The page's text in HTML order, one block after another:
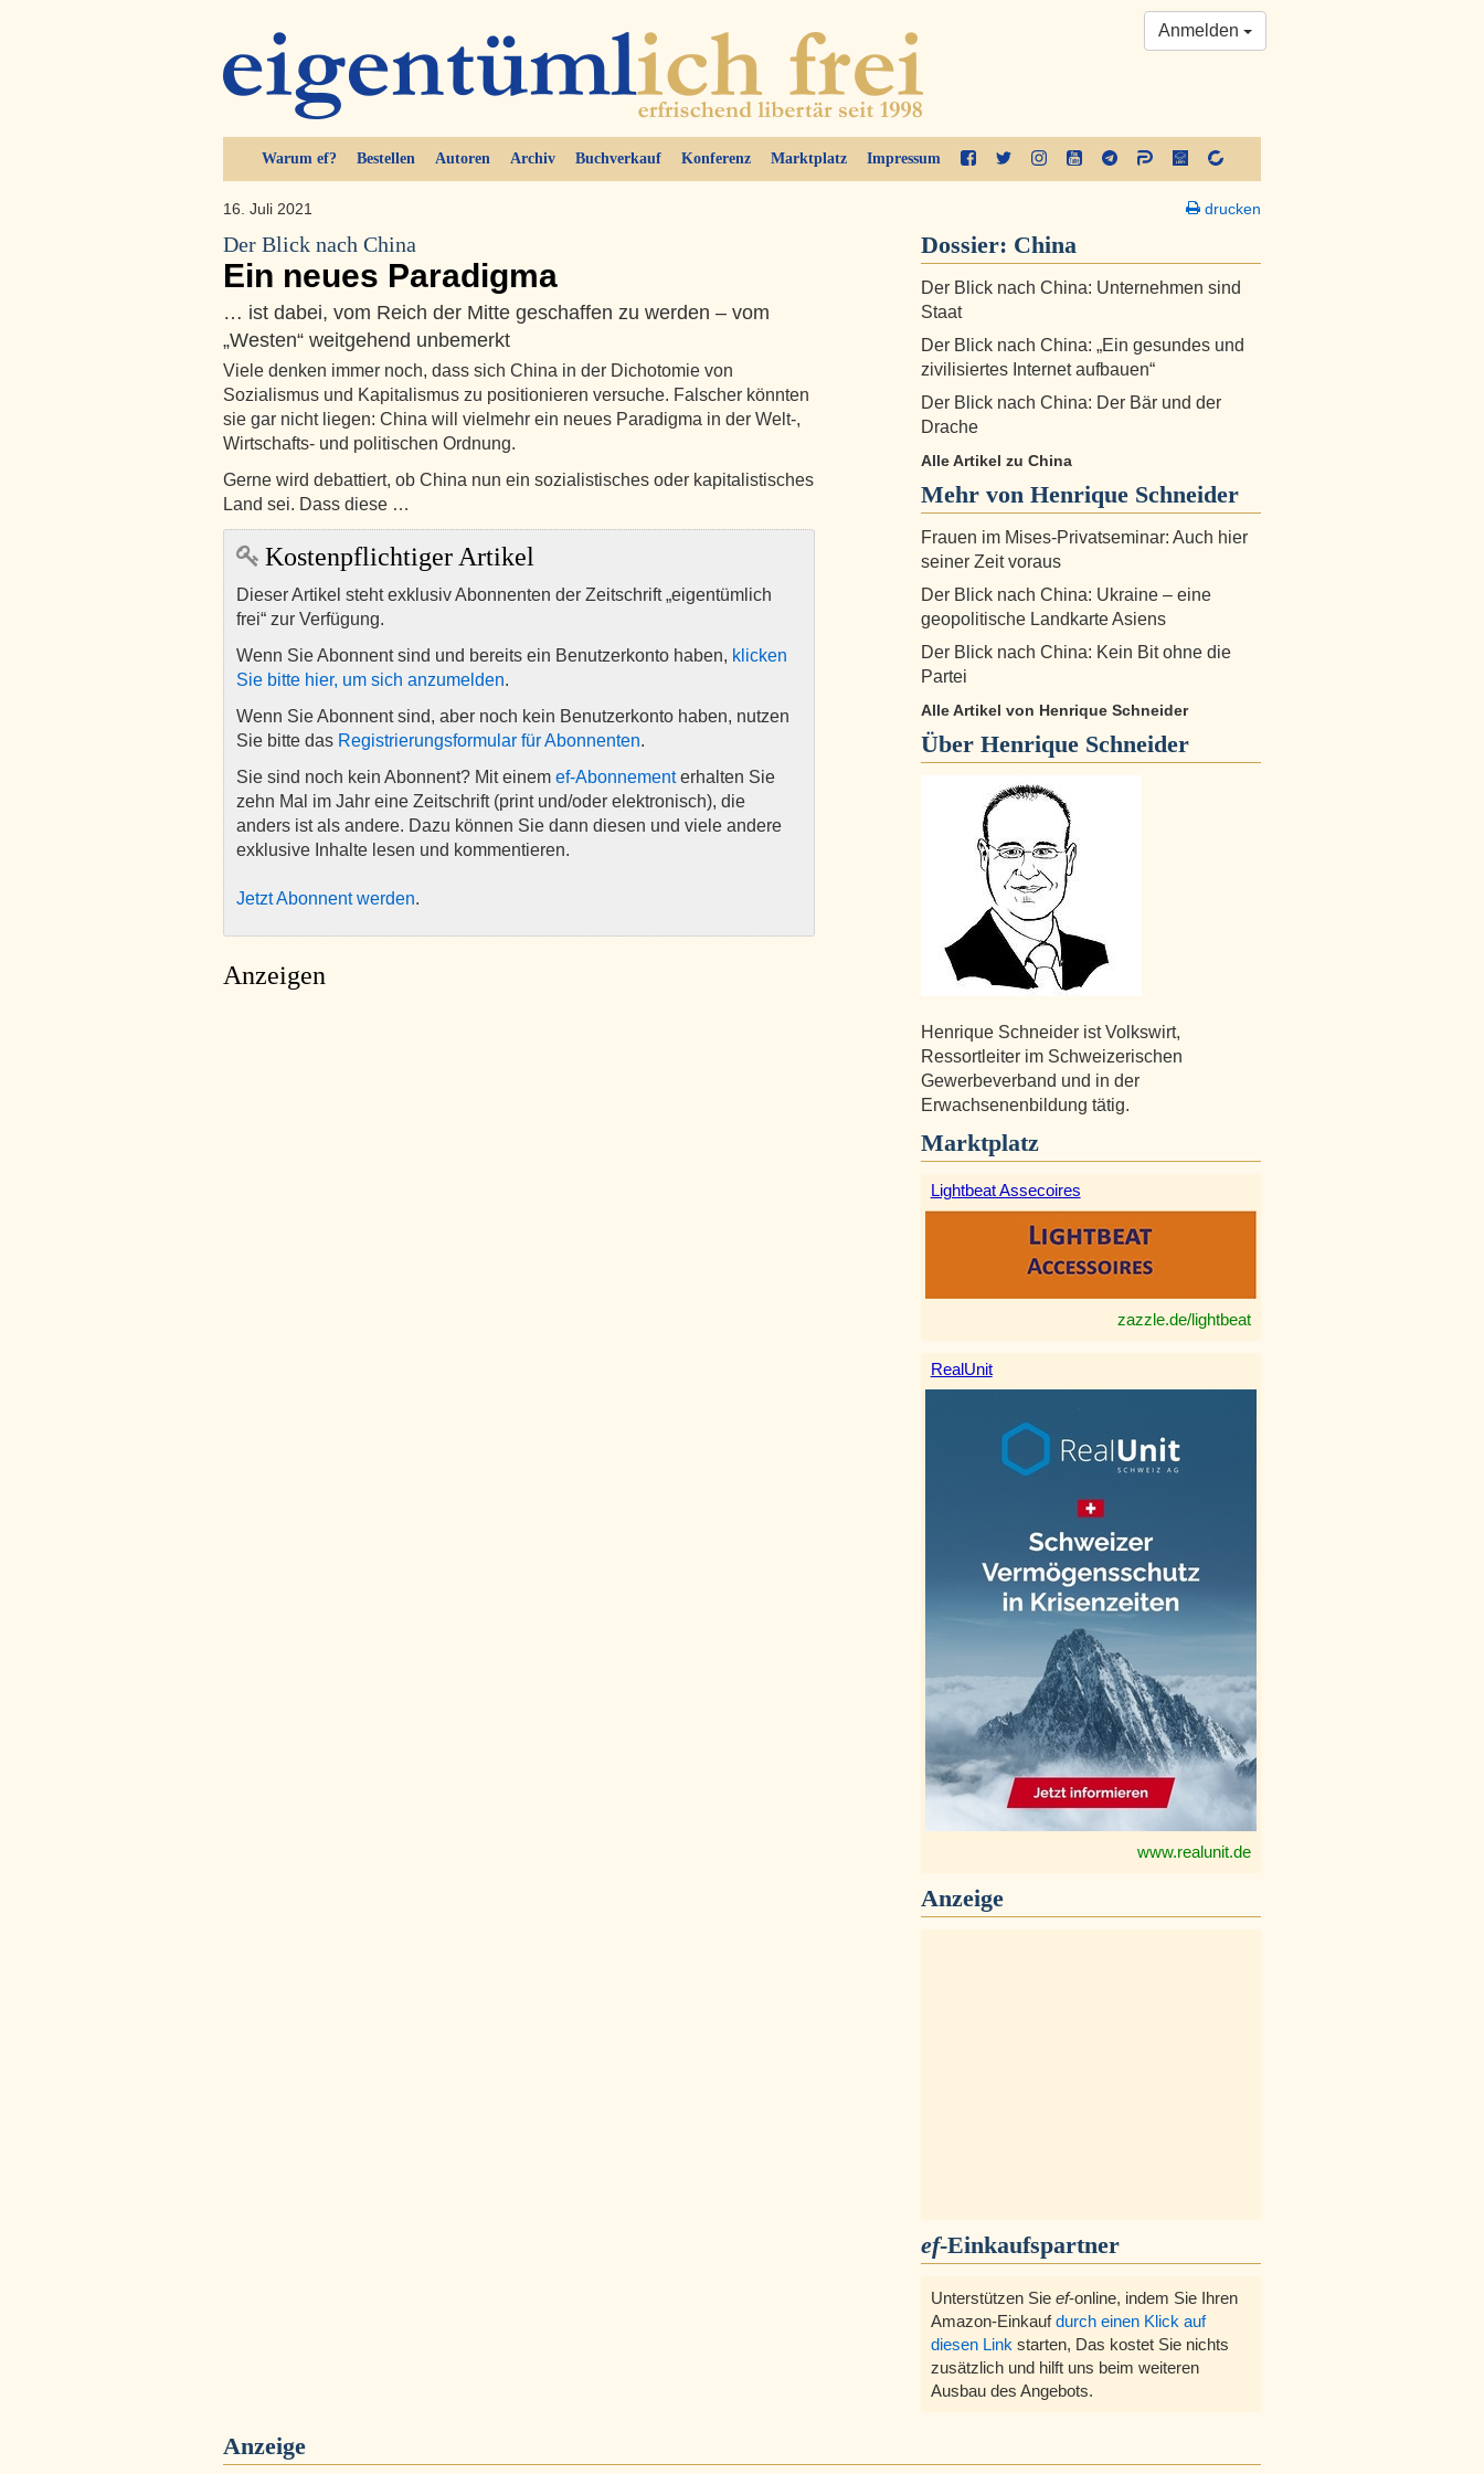
Warum ef? Bestellen Autoren Archiv Buchverkauf Konferenz Marktplatz Impressum
Anmelden
16. Juli 2021
Der Blick nach China
Ein neues Paradigma
… ist dabei, vom Reich der Mitte geschaffen zu werden – vom
„Westen“ weitgehend unbemerkt
Viele denken immer noch, dass sich China in der Dichotomie von
Sozialismus und Kapitalismus zu positionieren versuche. Falscher könnten
sie gar nicht liegen: China will vielmehr ein neues Paradigma in der Welt-,
Wirtschafts- und politischen Ordnung.
Gerne wird debattiert, ob China nun ein sozialistisches oder kapitalistisches
Land sei. Dass diese …
Kostenpflichtiger Artikel
Dieser Artikel steht exklusiv Abonnenten der Zeitschrift „eigentümlich
frei“ zur Verfügung.
Wenn Sie Abonnent sind und bereits ein Benutzerkonto haben, klicken
Sie bitte hier, um sich anzumelden.
Wenn Sie Abonnent sind, aber noch kein Benutzerkonto haben, nutzen
Sie bitte das Registrierungsformular für Abonnenten.
Sie sind noch kein Abonnent? Mit einem ef-Abonnementerhalten Sie
zehn Mal im Jahr eine Zeitschrift (print und/oder elektronisch), die
anders ist als andere. Dazu können Sie dann diesen und viele andere
exklusive Inhalte lesen und kommentieren.
Jetzt Abonnent werden.
Anzeigen
drucken
Dossier: China
Der Blick nach China: Unternehmen sind
Staat
Der Blick nach China: „Ein gesundes und
zivilisiertes Internet aufbauen“
Der Blick nach China: Der Bär und der
Drache
Alle Artikel zu China
Mehr von Henrique Schneider
Frauen im Mises-Privatseminar: Auch hier
seiner Zeit voraus
Der Blick nach China: Ukraine – eine
geopolitische Landkarte Asiens
Der Blick nach China: Kein Bit ohne die
Partei
Alle Artikel von Henrique Schneider
Über Henrique Schneider
Henrique Schneider ist Volkswirt,
Ressortleiter im Schweizerischen
Gewerbeverband und in der
Erwachsenenbildung tätig.
Marktplatz
Lightbeat Assecoires
zazzle.de/lightbeat
RealUnit
www.realunit.de
Anzeige
ef-Einkaufspartner
Unterstützen Sie ef-online, indem Sie Ihren
Amazon-Einkaufdurch einen Klick auf
diesen Link starten, Das kostet Sie nichts
zusätzlich und hilft uns beim weiteren
Ausbau des Angebots.
Anzeige